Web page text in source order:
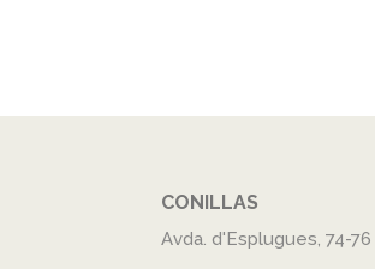
CONILLAS
Avda. d'Esplugues, 74-76